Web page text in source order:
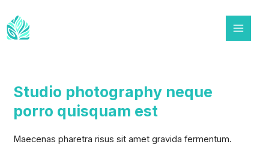
contenido
Main
Studio photography neque
porro quisquam est
Maecenas pharetra risus sit amet gravida fermentum.